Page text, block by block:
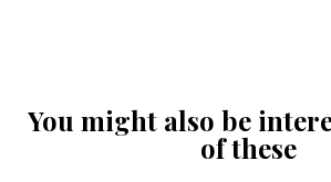
You might also be
of these